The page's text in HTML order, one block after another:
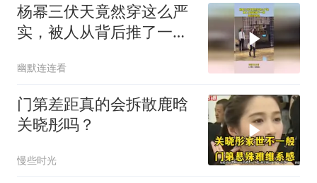
杨幂三伏天竟然穿这么严
实，被人从背后推了一
幽默连连看
门第差距真的会拆散鹿晗
关晓彤吗？
慢些时光